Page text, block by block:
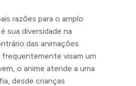
razões para o amplo
sua diversidade na
das animações
visam um
o anime atende a uma
desde crianças